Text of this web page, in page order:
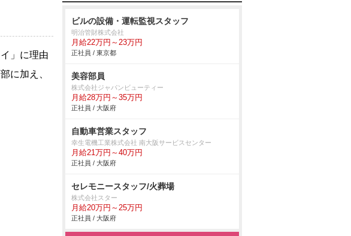
」に理由
に加え、
ビルの設備・運転監視スタッフ
明治管財株式会社
月給22万円～23万円
正社員 / 東京都
美容部員
株式会社ジャパンビューティー
月給28万円～35万円
正社員 / 大阪府
自動車営業スタッフ
幸生電機工業株式会社 南大阪サービスセンター
月給21万円～40万円
正社員 / 大阪府
セレモニースタッフ/火葬場
株式会社スター
月給20万円～25万円
正社員 / 大阪府